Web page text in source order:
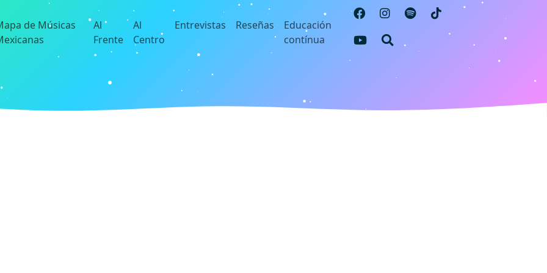
de Músicas
Al
Frente
Al
Centro
Entrevistas Reseñas
Educación
contínua